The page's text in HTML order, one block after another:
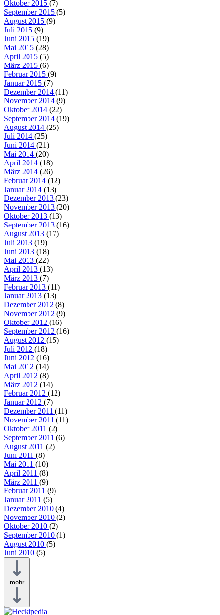
Oktober 2015 (7)
September 2015 (5)
August 2015 (9)
Juli 2015 (9)
Juni 2015 (19)
Mai 2015 (28)
April 2015 (5)
März 2015 (6)
Februar 2015 (9)
Januar 2015 (7)
Dezember 2014 (11)
November 2014 (9)
Oktober 2014 (22)
September 2014 (19)
August 2014 (25)
Juli 2014 (25)
Juni 2014 (21)
Mai 2014 (20)
April 2014 (18)
März 2014 (26)
Februar 2014 (12)
Januar 2014 (13)
Dezember 2013 (23)
November 2013 (20)
Oktober 2013 (13)
September 2013 (16)
August 2013 (17)
Juli 2013 (19)
Juni 2013 (18)
Mai 2013 (22)
April 2013 (13)
März 2013 (7)
Februar 2013 (11)
Januar 2013 (13)
Dezember 2012 (8)
November 2012 (9)
Oktober 2012 (16)
September 2012 (16)
August 2012 (15)
Juli 2012 (18)
Juni 2012 (16)
Mai 2012 (14)
April 2012 (8)
März 2012 (14)
Februar 2012 (12)
Januar 2012 (7)
Dezember 2011 (11)
November 2011 (11)
Oktober 2011 (2)
September 2011 (6)
August 2011 (2)
Juni 2011 (8)
Mai 2011 (10)
April 2011 (8)
März 2011 (9)
Februar 2011 (9)
Januar 2011 (5)
Dezember 2010 (4)
November 2010 (2)
Oktober 2010 (2)
September 2010 (1)
August 2010 (5)
Juni 2010 (5)
mehr